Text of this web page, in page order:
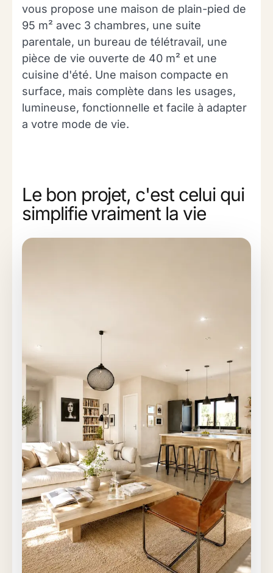
vous propose une maison de plain-pied de
95 m² avec 3 chambres, une suite
parentale, un bureau de télétravail, une
pièce de vie ouverte de 40 m² et une
cuisine d'été. Une maison compacte en
surface, mais complète dans les usages,
lumineuse, fonctionnelle et facile à adapter
a votre mode de vie.
Le bon projet, c'est celui qui
simplifie vraiment la vie